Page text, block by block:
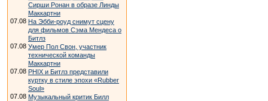
Сирши Ронан в образе Линды
Маккартни
07.08 На Эбби-роуд снимут сцену
для фильмов Сэма Мендеса о
Битлз
07.08 Умер Пол Свон, участник
технической команды
Маккартни
07.08 PHIX и Битлз представили
куртку в стиле эпохи «Rubber
Soul»
07.08 Музыкальный критик Билл